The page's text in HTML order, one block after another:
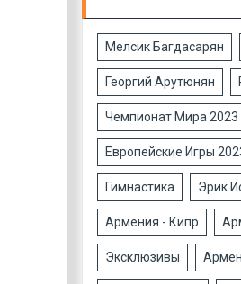
Мелсик Багдасарян
Георгий Арутюнян
Чемпионат Мира 2023
Европейские Игры
Гимнастика Эрик
Армения - Кипр
Эксклюзивы